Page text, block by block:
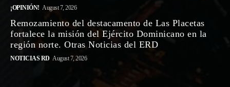
¡OPINIÓN! August 7, 2026
Remozamiento del destacamento de Las Placetas
fortalece la misión del Ejército Dominicano en la
región norte. Otras Noticias del ERD
NOTICIAS RD August 7, 2026